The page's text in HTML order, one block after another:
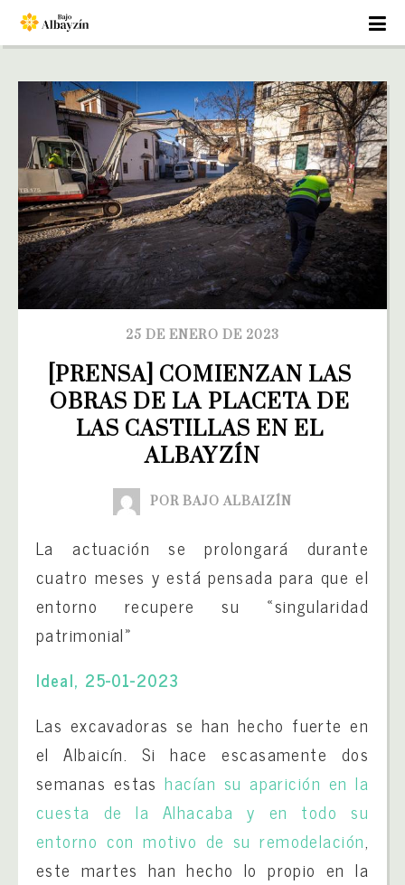
25 DE ENERO DE 2023
[PRENSA] COMIENZAN LAS
OBRAS DE LA PLACETA DE
LAS CASTILLAS EN EL
ALBAYZÍN
POR BAJO ALBAIZÍN
La actuación se prolongará durante
cuatro meses y está pensada para que el
entorno recupere su «singularidad
patrimonial»
Ideal, 25-01-2023
Las excavadoras se han hecho fuerte en
el Albaicín. Si hace escasamente dos
semanas estashacían su aparición en la
cuesta de la Alhacaba y en todo su
entorno con motivo de su remodelación,
este martes han hecho lo propio en la